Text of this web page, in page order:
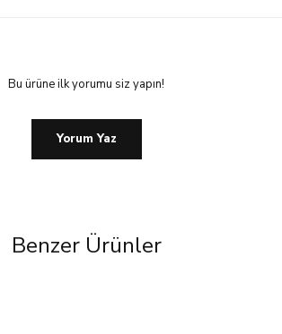
Bu ürüne ilk yorumu siz yapın!
Yorum Yaz
Benzer Ürünler